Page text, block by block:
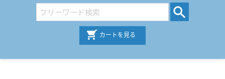
カートを見る